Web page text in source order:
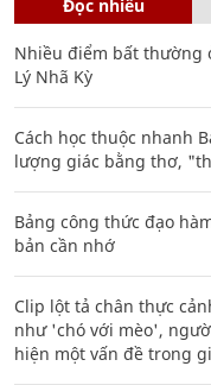
Đọc nhiều
Nhiều điểm bất thường
Lý Nhã Kỳ
Cách học thuộc nhanh
lượng giác bằng thơ,
Bảng công thức đạo
bản cần nhớ
Clip lột tả chân thực
như 'chó với mèo',
hiện một vấn đề trong